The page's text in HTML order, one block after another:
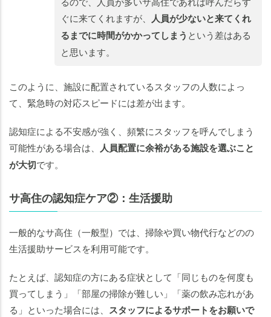
ぐに来てくれますが、 人員が少ないと来てくれ
るまでに時間がかかってしまう という差はある
と思います。
このように、施設に配置されているスタッフの人数によっ
て、緊急時の対応スピードには差が出ます。
認知症による不安感が強く、頻繁にスタッフを呼んでしまう
可能性がある場合は、 人員配置に余裕がある施設を選ぶこと
が大切です。
サ高住の認知症ケア②：生活援助
一般的なサ高住（一般型）では、掃除や買い物代行などのの
生活援助サービスを利用可能です。
たとえば、認知症の方にある症状として「同じものを何度も
買ってしまう」「部屋の掃除が難しい」「薬の飲み忘れがあ
る」といった場合には、 スタッフによるサポートをお願いで